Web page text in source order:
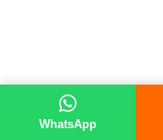
WhatsApp